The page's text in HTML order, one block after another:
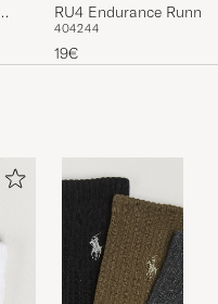
RU4 Endurance
Black Mix
404244
19€